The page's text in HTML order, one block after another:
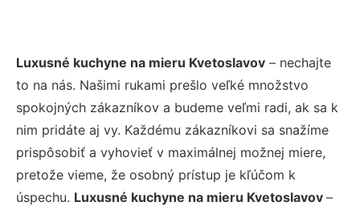
Luxusné kuchyne na mieru Kvetoslavov – nechajte
to na nás. Našimi rukami prešlo veľké množstvo
spokojných zákazníkov a budeme veľmi radi, ak sa k
nim pridáte aj vy. Každému zákazníkovi sa snažíme
prispôsobiť a vyhovieť v maximálnej možnej miere,
pretože vieme, že osobný prístup je kľúčom k
úspechu. Luxusné kuchyne na mieru Kvetoslavov –